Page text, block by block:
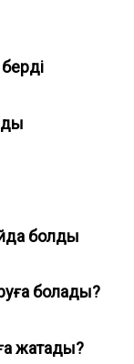
болды
болады?
жатады?